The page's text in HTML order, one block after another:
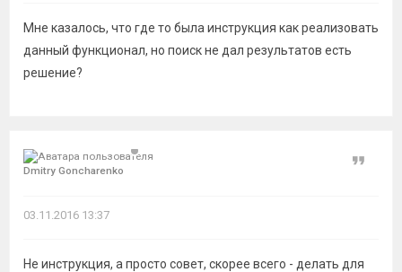
Мне казалось, что где то была инструкция как реализовать
данный функционал, но поиск не дал результатов есть
решение?
Dmitry Goncharenko
Цитата
03.11.2016 13:37
Не инструкция, а просто совет, скорее всего - делать для